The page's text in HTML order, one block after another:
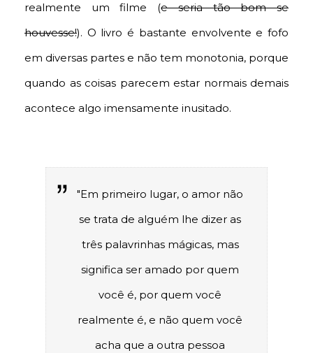
realmente um filme (e seria tão bom se
houvesse!). O livro é bastante envolvente e fofo
em diversas partes e não tem monotonia, porque
quando as coisas parecem estar normais demais
acontece algo imensamente inusitado.
"Em primeiro lugar, o amor não
se trata de alguém lhe dizer as
três palavrinhas mágicas, mas
significa ser amado por quem
você é, por quem você
realmente é, e não quem você
acha que a outra pessoa